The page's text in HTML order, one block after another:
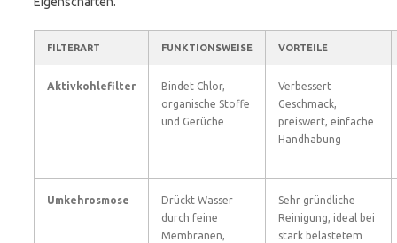
FILTERART FUNKTIONSWEISE VORTEILE
Aktivkohlefilter
Bindet Chlor,
organische Stoffe
und Gerüche
Verbessert
Geschmack,
preiswert, einfache
Handhabung
Umkehrosmose
Drückt Wasser
durch feine
Membranen,
Sehr gründliche
Reinigung, ideal bei
stark belastetem